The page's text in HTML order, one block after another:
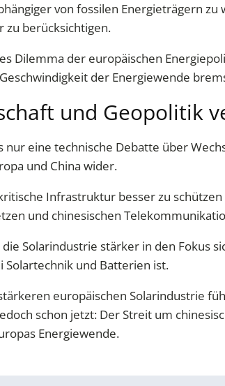
von fossilen Energieträgern
zu berücksichtigen.
Dilemma der europäischen
der Energiewende
und Geopolitik
eine technische Debatte über
und China wider.
Infrastruktur besser zu
und chinesischen
Solarindustrie stärker in den Fokus
Solartechnik und Batterien ist.
europäischen Solarindustrie
schon jetzt: Der Streit um
Energiewende.